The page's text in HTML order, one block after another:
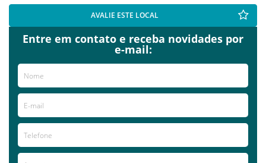
AVALIE ESTE LOCAL
Entre em contato e receba novidades por
e-mail: